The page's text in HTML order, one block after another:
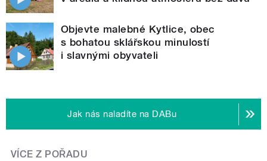
Objevte malebné Kytlice, obec
s bohatou sklářskou minulostí
i slavnými obyvateli
Jak nás naladíte na DABu
VÍCE Z POŘADU